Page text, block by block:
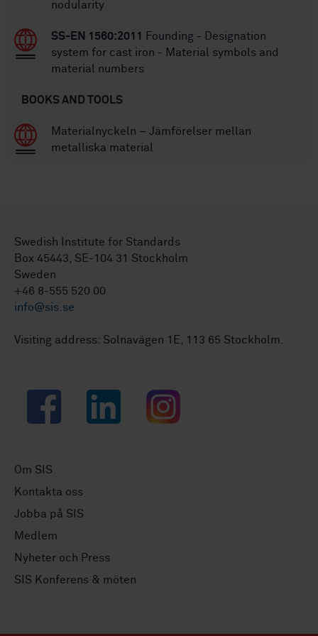
nodularity
SS-EN 1560:2011
Founding - Designation
system for cast iron - Material symbols and
material numbers
BOOKS AND TOOLS
Materialnyckeln – Jämförelser mellan
metalliska material
Swedish Institute for Standards
Box 45443, SE-104 31 Stockholm
Sweden
+46 8-555 520 00
info@sis.se
Visiting address: Solnavägen 1E, 113 65 Stockholm.
Facebook LinkedIn Instagram
Om SIS
Kontakta oss
Jobba på SIS
Medlem
Nyheter och Press
SIS Konferens & möten